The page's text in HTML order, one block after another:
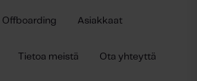
Offboarding Asiakkaat
Tietoa meistä Ota yhteyttä